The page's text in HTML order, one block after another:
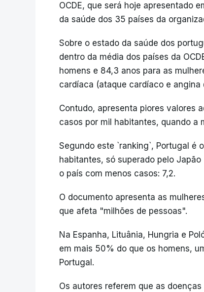
OCDE, que será hoje apresentado
da saúde dos 35 países da
Sobre o estado da saúde dos
dentro da média dos países da
homens e 84,3 anos para as
cardíaca (ataque cardíaco e angina
Contudo, apresenta piores valores
casos por mil habitantes, quando a
Segundo este `ranking`, Portugal é
habitantes, só superado pelo
o país com menos casos: 7,2.
O documento apresenta as
que afeta "milhões de pessoas".
Na Espanha, Lituânia, Hungria e
em mais 50% do que os homens,
Portugal.
Os autores referem que as